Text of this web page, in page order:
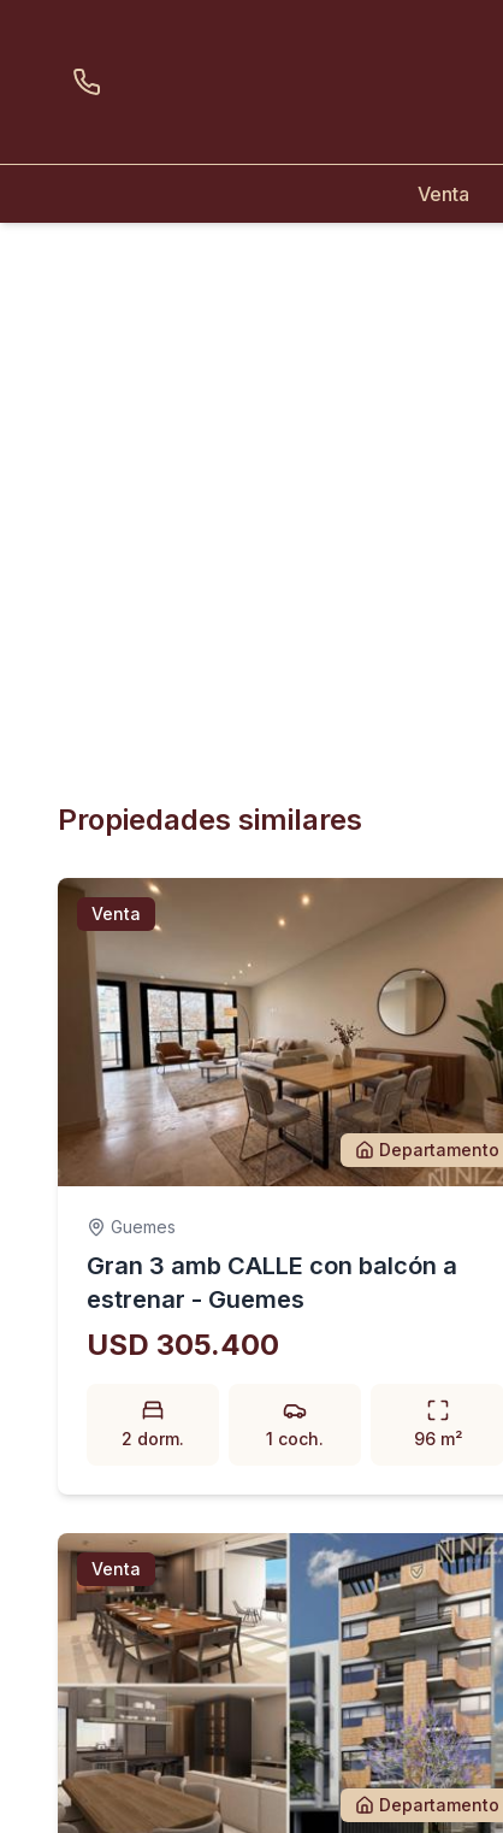
Venta
Propiedades similares
Venta
Departamento
Guemes
Gran 3 amb CALLE con balcón a
estrenar - Guemes
USD 305.400
2 dorm. 1 coch. 96 m²
Venta
Departamento